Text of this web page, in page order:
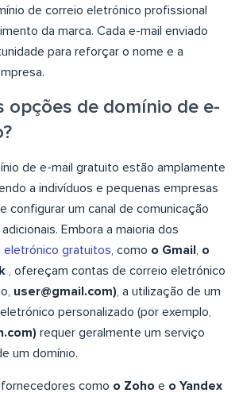
de correio eletrónico profissional
da marca. Cada e-mail enviado
para reforçar o nome e a
opções de domínio de e-
de e-mail gratuito estão amplamente
a indivíduos e pequenas empresas
configurar um canal de comunicação
Embora a maioria dos
eletrónico gratuitos , como o Gmail
o
, ofereçam contas de correio eletrónico
user@gmail.com) , a utilização de um
personalizado (por exemplo,
) requer geralmente um serviço
um domínio.
como o Zoho e o Yandex